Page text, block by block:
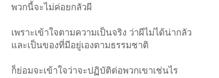
พวกนี้จะไม่ค่อยกลัวผี
เพราะเข้าใจตามความเป็นจริง ว่าผีไม่ได้น่ากลัว
และเป็นของที่มีอยู่เองตามธรรมชาติ
ก็ย่อมจะเข้าใจว่าจะปฏิบัติต่อพวกเขาเช่นไร